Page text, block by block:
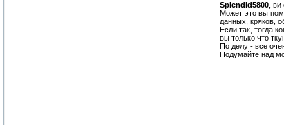
Splendid5800 ,
Может это вы
данных, кряков,
Если так, тогда
вы только что
По делу - все
Подумайте над